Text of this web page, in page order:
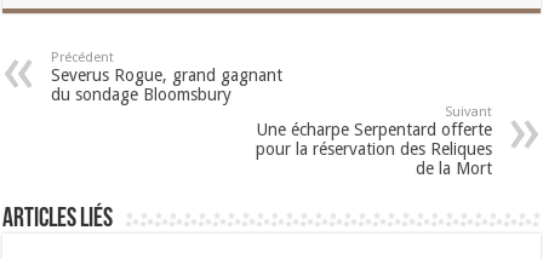
Précédent
Severus Rogue, grand gagnant
du sondage Bloomsbury
Suivant
Une écharpe Serpentard offerte
pour la réservation des Reliques
de la Mort
Articles liés